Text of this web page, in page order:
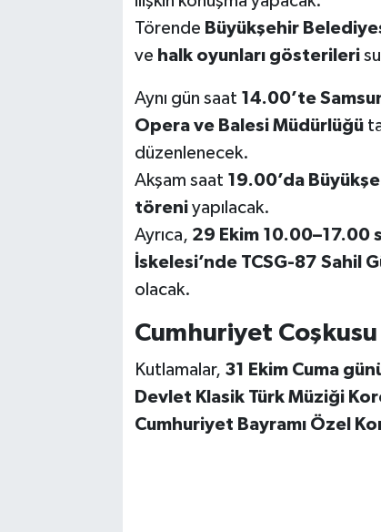
Törende Büyükşehir
ve halk oyunları gösterileri
Aynı gün saat 14.00’te
Opera ve Balesi Müdürlüğü
düzenlenecek.
Akşam saat 19.00’da
töreniyapılacak.
Ayrıca, 29 Ekim 10.00–17.00
İskelesi’nde TCSG-87 Sahil
olacak.
Cumhuriyet
Kutlamalar, 31 Ekim Cuma
Devlet Klasik Türk Müziği
Cumhuriyet Bayramı Özel